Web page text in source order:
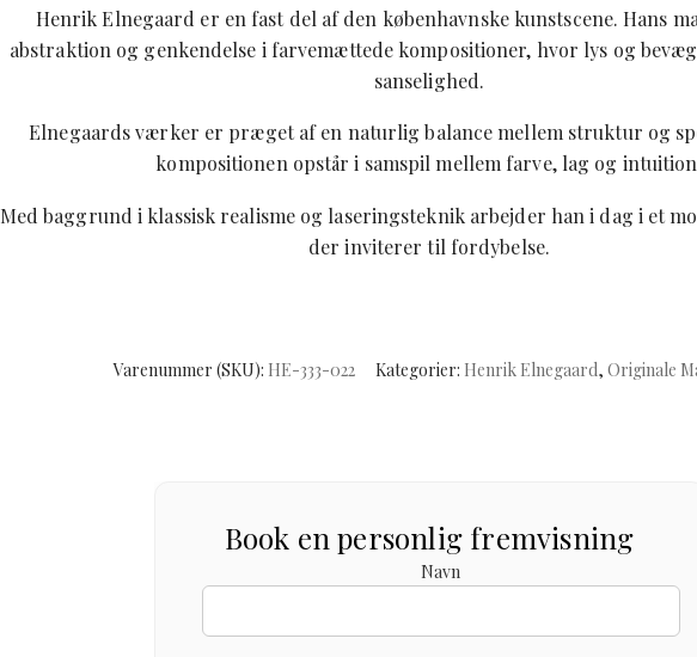
Henrik Elnegaard er en fast del af den københavnske kunstscene. Hans
abstraktion og genkendelse i farvemættede kompositioner, hvor lys og
sanselighed.
Elnegaards værker er præget af en naturlig balance mellem struktur og
kompositionen opstår i samspil mellem farve, lag og
Med baggrund i klassisk realisme og laseringsteknik arbejder han i dag i et
der inviterer til fordybelse.
Varenummer (SKU): HE-333-022 Kategorier: Henrik Elnegaard, Originale
Book en personlig fremvisning
Navn